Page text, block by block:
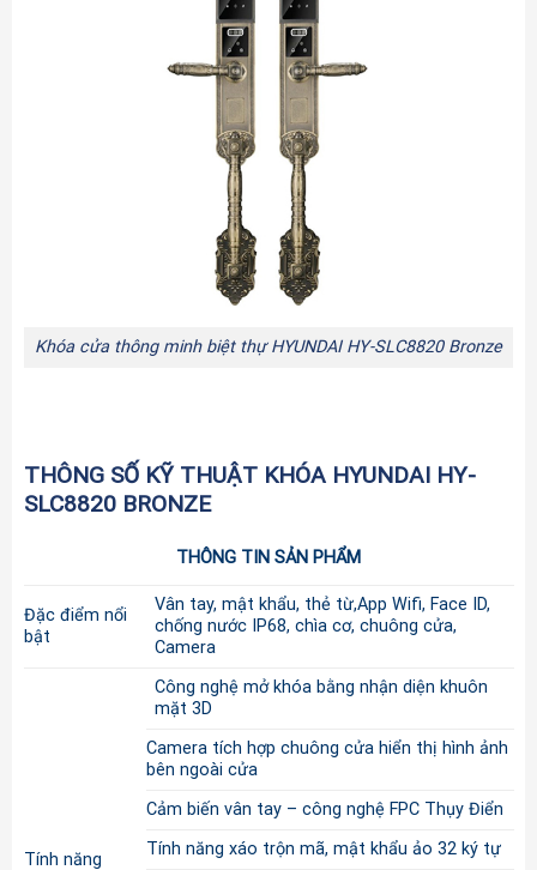
Khóa cửa thông minh biệt thự HYUNDAI HY-SLC8820 Bronze
THÔNG SỐ KỸ THUẬT KHÓA HYUNDAI HY-
SLC8820 BRONZE
THÔNG TIN SẢN PHẨM
Đặc điểm nổi
bật
Vân tay, mật khẩu, thẻ từ,App Wifi, Face ID,
chống nước IP68, chìa cơ, chuông cửa,
Camera
Tính năng
Công nghệ mở khóa bằng nhận diện khuôn
mặt 3D
Camera tích hợp chuông cửa hiển thị hình ảnh
bên ngoài cửa
Cảm biến vân tay – công nghệ FPC Thụy Điển
Tính năng xáo trộn mã, mật khẩu ảo 32 ký tự